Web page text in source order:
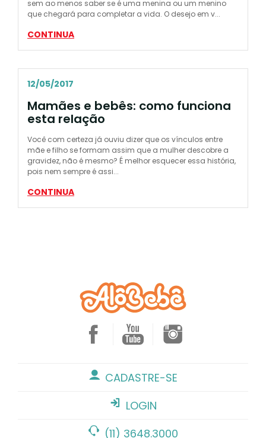
sem ao menos saber se é uma menina ou um menino
que chegará para completar a vida. O desejo em v...
CONTINUA
12/05/2017
Mamães e bebês: como funciona
esta relação
Você com certeza já ouviu dizer que os vínculos entre
mãe e filho se formam assim que a mulher descobre a
gravidez, não é mesmo? É melhor esquecer essa história,
pois nem sempre é assi...
CONTINUA
CADASTRE-SE
LOGIN
(11) 3648.3000